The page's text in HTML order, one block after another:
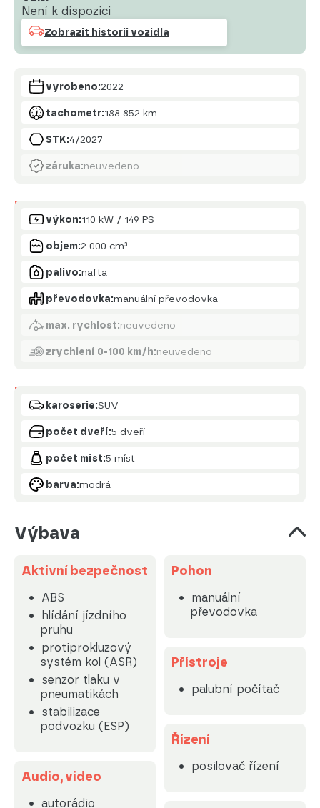
Není k dispozici
Zobrazit historii vozidla
vyrobeno:2022
tachometr:188 852 km
STK:4/2027
záruka:neuvedeno
Motor
výkon:110 kW / 149 PS
objem:2 000 cm³
palivo:nafta
převodovka:manuální převodovka
max. rychlost:neuvedeno
zrychlení 0-100 km/h:neuvedeno
Karoserie
karoserie:SUV
počet dveří:5 dveří
počet míst:5 míst
barva:modrá
Výbava
Aktivní bezpečnost
ABS
hlídání jízdního
pruhu
protiprokluzový
systém kol (ASR)
senzor tlaku v
pneumatikách
stabilizace
podvozku (ESP)
Audio, video
autorádio
Pohon
manuální
převodovka
Přístroje
palubní počítač
Řízení
posilovač řízení